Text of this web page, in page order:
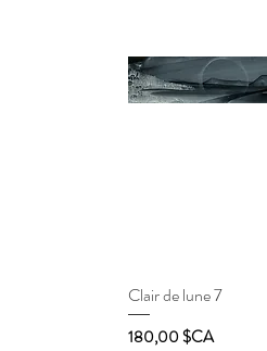
Clair de lune 7
Prix
180,00 $CA